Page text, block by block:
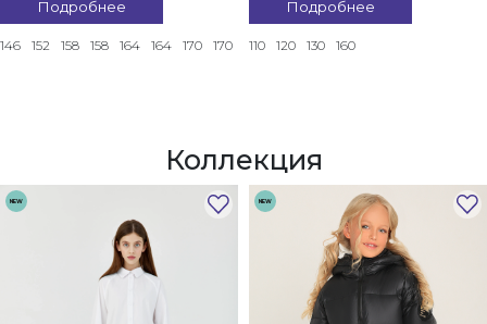
Подробнее
146 152 158 158 164 164 170 170
Подробнее
110 120 130 160
Коллекция
NEW NEW